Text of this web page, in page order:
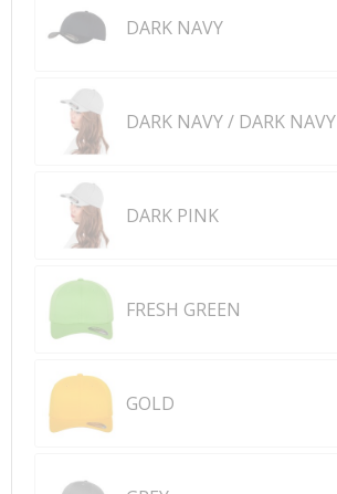
DARK NAVY
DARK NAVY / DARK NAVY
DARK PINK
FRESH GREEN
GOLD